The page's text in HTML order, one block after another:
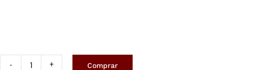
Comprar